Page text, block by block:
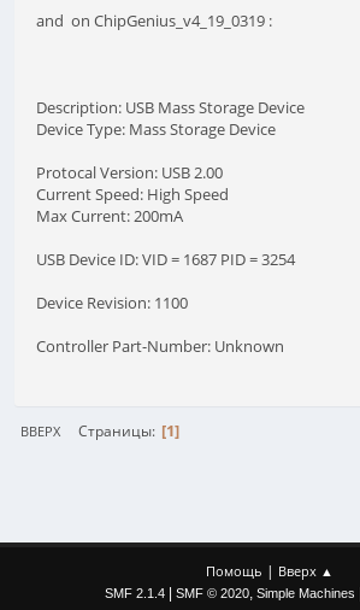
and on ChipGenius_v4_19_0319 :
Description: USB Mass Storage Device
Device Type: Mass Storage Device
Protocal Version: USB 2.00
Current Speed: High Speed
Max Current: 200mA
USB Device ID: VID = 1687 PID = 3254
Device Revision: 1100
Controller Part-Number: Unknown
ВВЕРХ Страницы 1
Помощь | Вверх ▲
SMF 2.1.4 SMF © 2020, Simple Machines